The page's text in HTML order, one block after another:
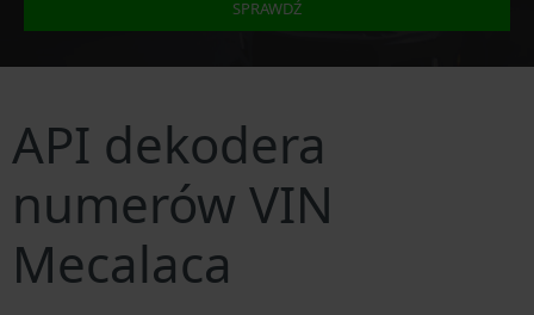
SPRAWDŹ
API dekodera
numerów VIN
Mecalaca